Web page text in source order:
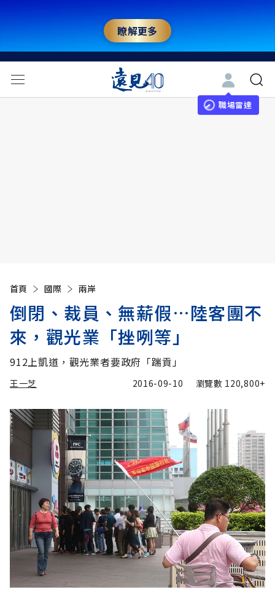
瞭解更多
職場雷達
首頁 國際 兩岸
倒閉、裁員、無薪假…陸客團不
來，觀光業「挫咧等」
912上凱道，觀光業者要政府「踹貢」
王一芝 2016-09-10 瀏覽數 120,800+